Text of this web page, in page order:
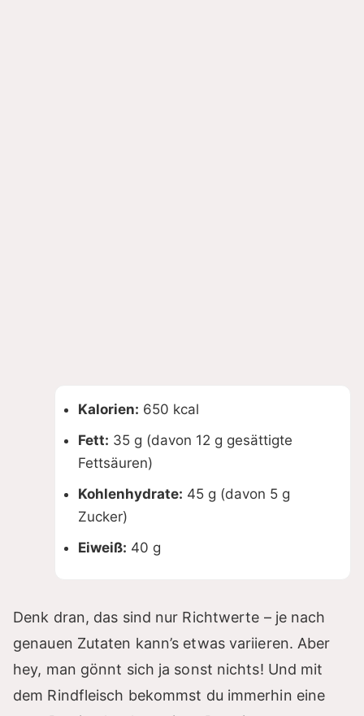
Kalorien: 650 kcal
Fett: 35 g (davon 12 g gesättigte
Fettsäuren)
Kohlenhydrate: 45 g (davon 5 g
Zucker)
Eiweiß: 40 g
Denk dran, das sind nur Richtwerte – je nach
genauen Zutaten kann’s etwas variieren. Aber
hey, man gönnt sich ja sonst nichts! Und mit
dem Rindfleisch bekommst du immerhin eine